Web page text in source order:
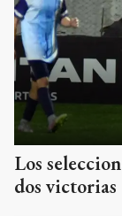
Los
dos victorias